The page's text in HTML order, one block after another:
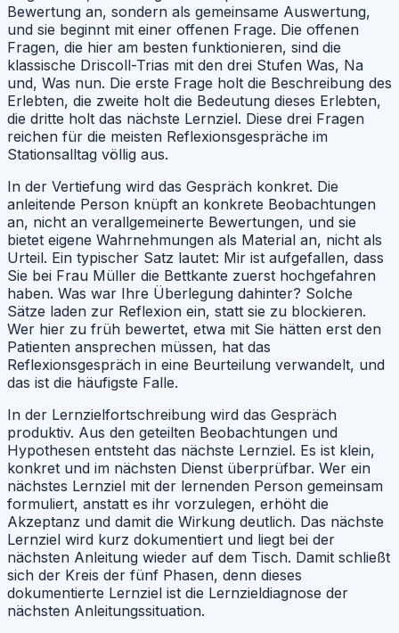
Bewertung an, sondern als gemeinsame Auswertung,
und sie beginnt mit einer offenen Frage. Die offenen
Fragen, die hier am besten funktionieren, sind die
klassische Driscoll-Trias mit den drei Stufen Was, Na
und, Was nun. Die erste Frage holt die Beschreibung des
Erlebten, die zweite holt die Bedeutung dieses Erlebten,
die dritte holt das nächste Lernziel. Diese drei Fragen
reichen für die meisten Reflexionsgespräche im
Stationsalltag völlig aus.
In der Vertiefung wird das Gespräch konkret. Die
anleitende Person knüpft an konkrete Beobachtungen
an, nicht an verallgemeinerte Bewertungen, und sie
bietet eigene Wahrnehmungen als Material an, nicht als
Urteil. Ein typischer Satz lautet: Mir ist aufgefallen, dass
Sie bei Frau Müller die Bettkante zuerst hochgefahren
haben. Was war Ihre Überlegung dahinter? Solche
Sätze laden zur Reflexion ein, statt sie zu blockieren.
Wer hier zu früh bewertet, etwa mit Sie hätten erst den
Patienten ansprechen müssen, hat das
Reflexionsgespräch in eine Beurteilung verwandelt, und
das ist die häufigste Falle.
In der Lernzielfortschreibung wird das Gespräch
produktiv. Aus den geteilten Beobachtungen und
Hypothesen entsteht das nächste Lernziel. Es ist klein,
konkret und im nächsten Dienst überprüfbar. Wer ein
nächstes Lernziel mit der lernenden Person gemeinsam
formuliert, anstatt es ihr vorzulegen, erhöht die
Akzeptanz und damit die Wirkung deutlich. Das nächste
Lernziel wird kurz dokumentiert und liegt bei der
nächsten Anleitung wieder auf dem Tisch. Damit schließt
sich der Kreis der fünf Phasen, denn dieses
dokumentierte Lernziel ist die Lernzieldiagnose der
nächsten Anleitungssituation.